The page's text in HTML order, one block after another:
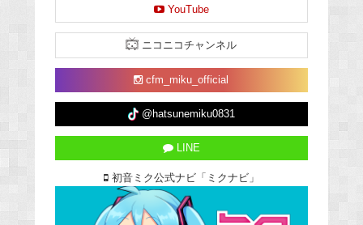
YouTube
ニコニコチャンネル
cfm_miku_official
@hatsunemiku0831
LINE
初音ミク公式ナビ「ミクナビ」